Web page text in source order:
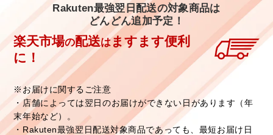
Rakuten最強翌日配送の対象商品は
どんどん追加予定！
楽天市場の配送はますます便利
に！
※お届けに関するご注意
・店舗によっては翌日のお届けができない日があります（年
末年始など）。
・Rakuten最強翌日配送対象商品であっても、最短お届け日